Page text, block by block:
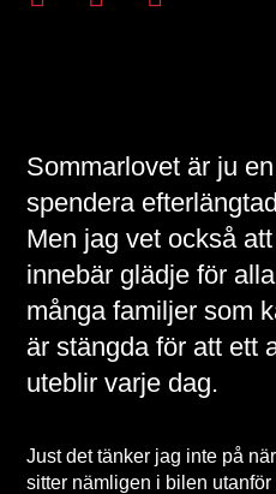
Sommarlovet är ju
spendera
Men jag vet också
innebär glädje för
många familjer som
är stängda för att ett
uteblir varje dag.
Just det tänker jag inte på
sitter nämligen i bilen